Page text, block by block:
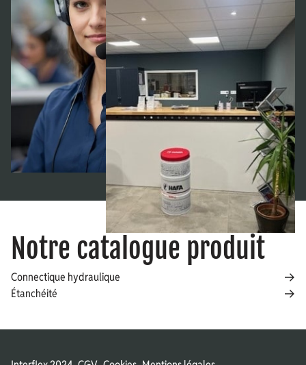
Notre catalogue produit
Connectique hydraulique
Étanchéité